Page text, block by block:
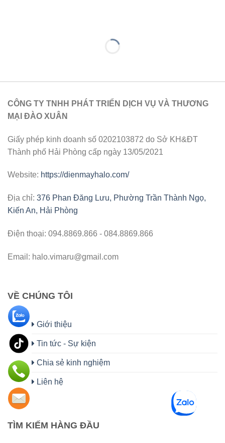
CÔNG TY TNHH PHÁT TRIỂN DỊCH VỤ VÀ THƯƠNG
MẠI ĐÀO XUÂN
Giấy phép kinh doanh số 0202103872 do Sở KH&ĐT
Thành phố Hải Phòng cấp ngày 13/05/2021
Website: https://dienmayhalo.com/
Địa chỉ: 376 Phan Đăng Lưu, Phường Trần Thành Ngọ,
Kiến An, Hải Phòng
Điện thoại: 094.8869.866 - 084.8869.866
Email: halo.vimaru@gmail.com
VỀ CHÚNG TÔI
Giới thiệu
Tin tức - Sự kiện
Chia sẻ kinh nghiệm
Liên hệ
TÌM KIẾM HÀNG ĐẦU